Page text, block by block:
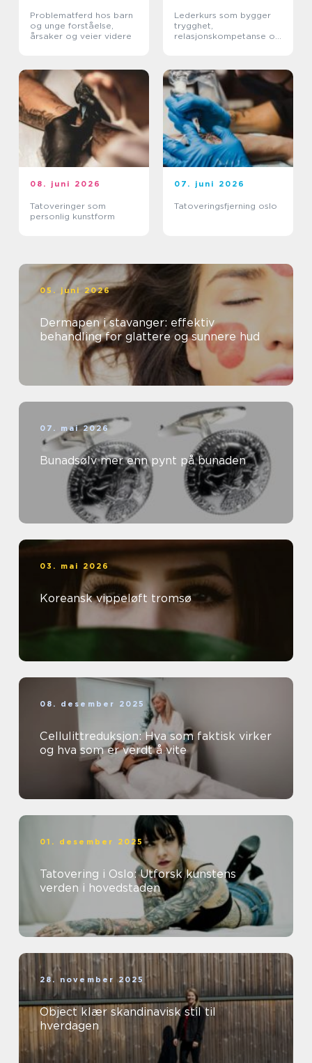
Problematferd hos barn
og unge forståelse,
årsaker og veier videre
Lederkurs som bygger
trygghet,
relasjonskompetanse og
08. juni 2026
Tatoveringer som
personlig kunstform
07. juni 2026
Tatoveringsfjerning oslo
05. juni 2026
Dermapen i stavanger: effektiv
behandling for glattere og sunnere hud
07. mai 2026
Bunadsølv mer enn pynt på bunaden
03. mai 2026
Koreansk vippeløft tromsø
08. desember 2025
Cellulittreduksjon: Hva som faktisk virker
og hva som er verdt å vite
01. desember 2025
Tatovering i Oslo: Utforsk kunstens
verden i hovedstaden
28. november 2025
Object klær skandinavisk stil til
hverdagen